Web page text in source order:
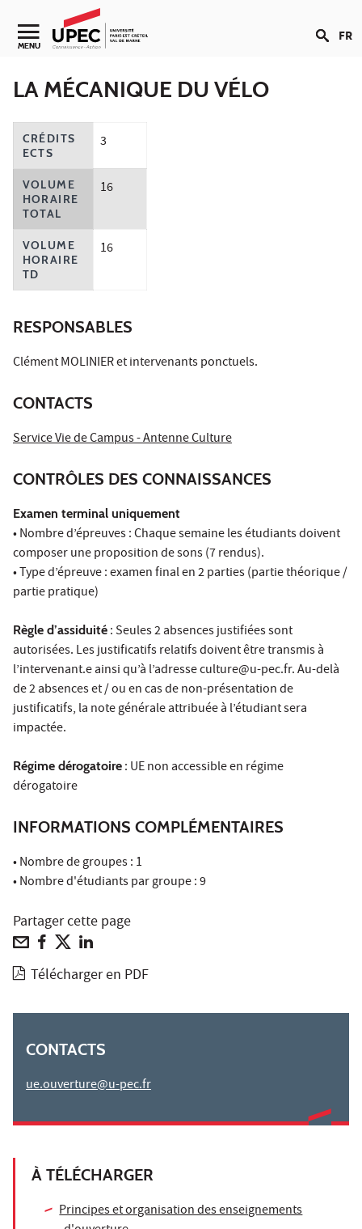
Aller au contenu
Navigation secondaire
MENU FR
LA MÉCANIQUE DU VÉLO
CRÉDITS
ECTS
3
VOLUME
HORAIRE
TOTAL
16
VOLUME
HORAIRE
TD
16
RESPONSABLES
Clément MOLINIER et intervenants ponctuels.
CONTACTS
Service Vie de Campus - Antenne Culture
CONTRÔLES DES CONNAISSANCES
Examen terminal uniquement
• Nombre d’épreuves : Chaque semaine les étudiants doivent
composer une proposition de sons (7 rendus).
• Type d’épreuve : examen final en 2 parties (partie théorique /
partie pratique)
Règle d’assiduité : Seules 2 absences justifiées sont
autorisées. Les justificatifs relatifs doivent être transmis à
l’intervenant.e ainsi qu’à l’adresse culture@u-pec.fr. Au-delà
de 2 absences et / ou en cas de non-présentation de
justificatifs, la note générale attribuée à l’étudiant sera
impactée.
Régime dérogatoire : UE non accessible en régime
dérogatoire
INFORMATIONS COMPLÉMENTAIRES
• Nombre de groupes : 1
• Nombre d'étudiants par groupe : 9
Partager cette page
Télécharger en PDF
CONTACTS
ue.ouverture@u-pec.fr
À TÉLÉCHARGER
Principes et organisation des enseignements